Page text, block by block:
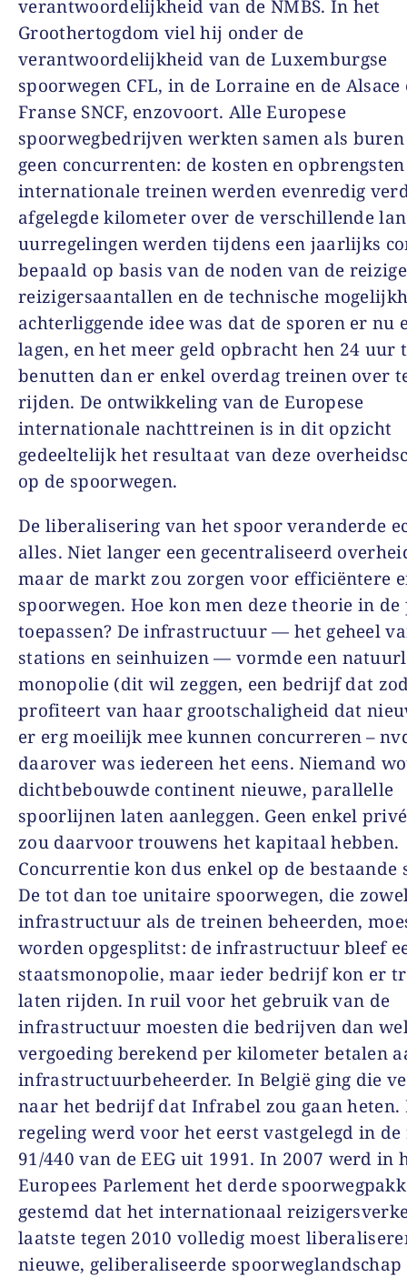
verantwoordelijkheid van de NMBS. In het
Groothertogdom viel hij onder de
verantwoordelijkheid van de Luxemburgse
spoorwegen CFL, in de Lorraine en de
Franse SNCF, enzovoort. Alle Europese
spoorwegbedrijven werkten samen als
geen concurrenten: de kosten en
internationale treinen werden evenredig
afgelegde kilometer over de verschillende
uurregelingen werden tijdens een jaarlijks
bepaald op basis van de noden van de
reizigersaantallen en de technische
achterliggende idee was dat de sporen er nu
lagen, en het meer geld opbracht hen 24 uur
benutten dan er enkel overdag treinen over
rijden. De ontwikkeling van de Europese
internationale nachttreinen is in dit opzicht
gedeeltelijk het resultaat van deze
op de spoorwegen.
De liberalisering van het spoor veranderde
alles. Niet langer een gecentraliseerd
maar de markt zou zorgen voor efficiëntere
spoorwegen. Hoe kon men deze theorie in
toepassen? De infrastructuur — het geheel
stations en seinhuizen — vormde een
monopolie (dit wil zeggen, een bedrijf dat
profiteert van haar grootschaligheid dat
er erg moeilijk mee kunnen concurreren –
daarover was iedereen het eens. Niemand
dichtbebouwde continent nieuwe, parallelle
spoorlijnen laten aanleggen. Geen enkel
zou daarvoor trouwens het kapitaal hebben.
Concurrentie kon dus enkel op de bestaande
De tot dan toe unitaire spoorwegen, die
infrastructuur als de treinen beheerden,
worden opgesplitst: de infrastructuur bleef
staatsmonopolie, maar ieder bedrijf kon er
laten rijden. In ruil voor het gebruik van de
infrastructuur moesten die bedrijven dan
vergoeding berekend per kilometer betalen
infrastructuurbeheerder. In België ging die
naar het bedrijf dat Infrabel zou gaan heten.
regeling werd voor het eerst vastgelegd in
91/440 van de EEG uit 1991. In 2007 werd in
Europees Parlement het derde
gestemd dat het internationaal
laatste tegen 2010 volledig moest
nieuwe, geliberaliseerde